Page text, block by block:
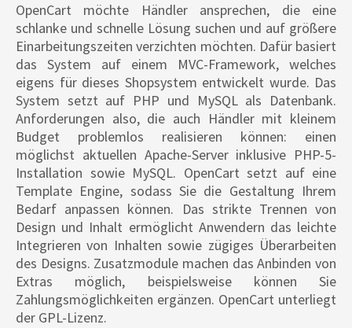
OpenCart möchte Händler ansprechen, die eine
schlanke und schnelle Lösung suchen und auf größere
Einarbeitungszeiten verzichten möchten. Dafür basiert
das System auf einem MVC-Framework, welches
eigens für dieses Shopsystem entwickelt wurde. Das
System setzt auf PHP und MySQL als Datenbank.
Anforderungen also, die auch Händler mit kleinem
Budget problemlos realisieren können: einen
möglichst aktuellen Apache-Server inklusive PHP-5-
Installation sowie MySQL. OpenCart setzt auf eine
Template Engine, sodass Sie die Gestaltung Ihrem
Bedarf anpassen können. Das strikte Trennen von
Design und Inhalt ermöglicht Anwendern das leichte
Integrieren von Inhalten sowie zügiges Überarbeiten
des Designs. Zusatzmodule machen das Anbinden von
Extras möglich, beispielsweise können Sie
Zahlungsmöglichkeiten ergänzen. OpenCart unterliegt
der GPL-Lizenz.